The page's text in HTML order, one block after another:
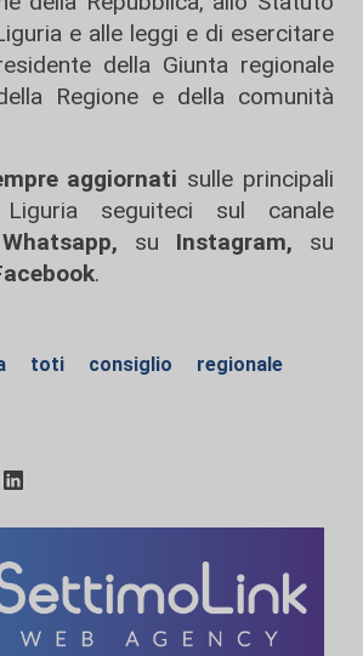
e alle leggi e di esercitare
della Giunta regionale
Regione e della comunità
aggiornati sulle principali
seguiteci sul canale
Whatsapp, su Instagram, su
.
toti consiglio
regionale